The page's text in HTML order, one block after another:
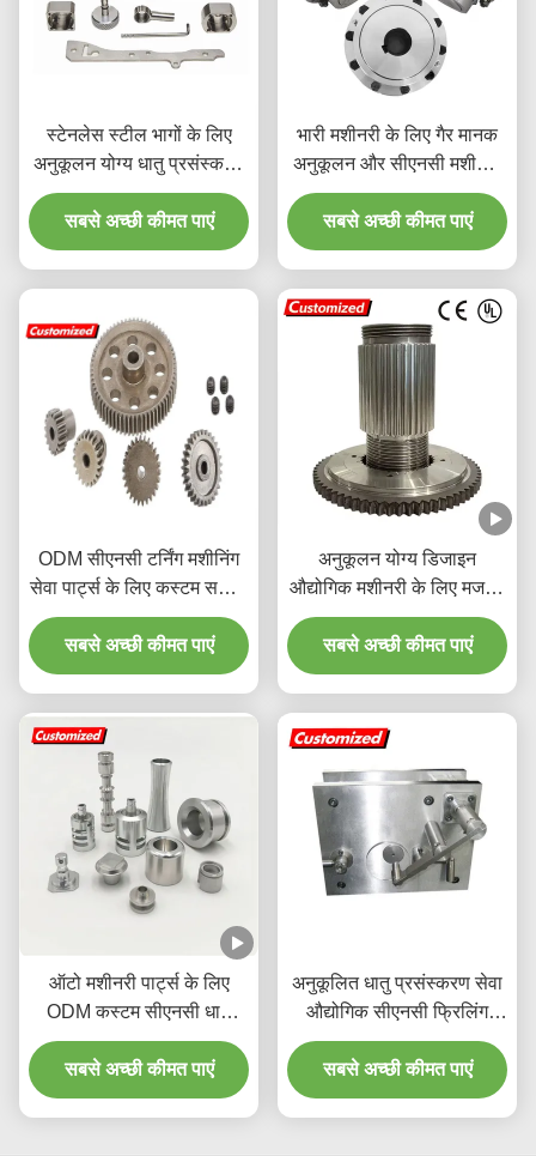
स्टेनलेस स्टील भागों के लिए
अनुकूलन योग्य धातु प्रसंस्करण
सेवा उच्च परिशुद्धता
सबसे अच्छी कीमत पाएं
भारी मशीनरी के लिए गैर मानक
अनुकूलन और सीएनसी मशीनिंग
के साथ उच्च शक्ति ड्रम गियर
युग्मन
सबसे अच्छी कीमत पाएं
ODM सीएनसी टर्निंग मशीनिंग
सेवा पार्ट्स के लिए कस्टम सटीक
धातु प्रसंस्करण
सबसे अच्छी कीमत पाएं
अनुकूलन योग्य डिजाइन
औद्योगिक मशीनरी के लिए मजबूत
बहुमुखी प्रतिभा के साथ उच्च
गुणवत्ता वाली सामग्री स्प्लिनेड
शाफ्ट और पिनियन शाफ्ट
सबसे अच्छी कीमत पाएं
ऑटो मशीनरी पार्ट्स के लिए
ODM कस्टम सीएनसी धातु
मशीनिंग पेशेवर
सबसे अच्छी कीमत पाएं
अनुकूलित धातु प्रसंस्करण सेवा
औद्योगिक सीएनसी फ्रिलिंग
मशीन टूल वाइस के साथ जीटी
परिशुद्धता मॉड्यूलर वीस
सबसे अच्छी कीमत पाएं